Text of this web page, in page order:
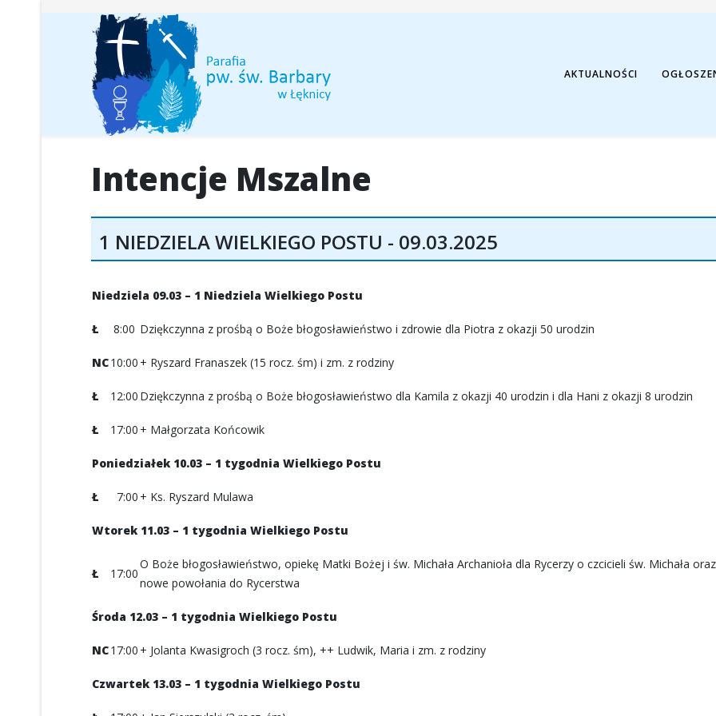
AKTUALNOŚCI
Intencje Mszalne
1 NIEDZIELA WIELKIEGO POSTU - 09.03.2025
Niedziela 09.03 – 1 Niedziela Wielkiego Postu
Ł 8:00 Dziękczynna z prośbą o Boże błogosławieństwo i zdrowie dla Piotra z okazji 50 urodzin
NC10:00 + Ryszard Franaszek (15 rocz. śm) i zm. z rodziny
Ł 12:00 Dziękczynna z prośbą o Boże błogosławieństwo dla Kamila z okazji 40 urodzin i dla Hani z okazji 8 urodzin
Ł 17:00 + Małgorzata Końcowik
Poniedziałek 10.03 – 1 tygodnia Wielkiego Postu
Ł 7:00 + Ks. Ryszard Mulawa
Wtorek 11.03 – 1 tygodnia Wielkiego Postu
Ł 17:00
O Boże błogosławieństwo, opiekę Matki Bożej i św. Michała Archanioła dla Rycerzy o czcicieli św. Michała
nowe powołania do Rycerstwa
Środa 12.03 – 1 tygodnia Wielkiego Postu
NC17:00 + Jolanta Kwasigroch (3 rocz. śm), ++ Ludwik, Maria i zm. z rodziny
Czwartek 13.03 – 1 tygodnia Wielkiego Postu